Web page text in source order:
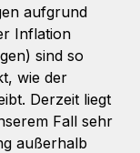
aufgrund
Inflation
sind so
wie der
Derzeit liegt
Fall sehr
außerhalb